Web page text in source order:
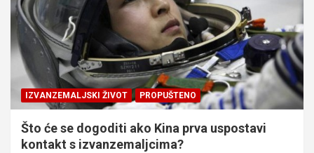
IZVANZEMALJSKI ŽIVOT PROPUŠTENO
Što će se dogoditi ako Kina prva uspostavi
kontakt s izvanzemaljcima?